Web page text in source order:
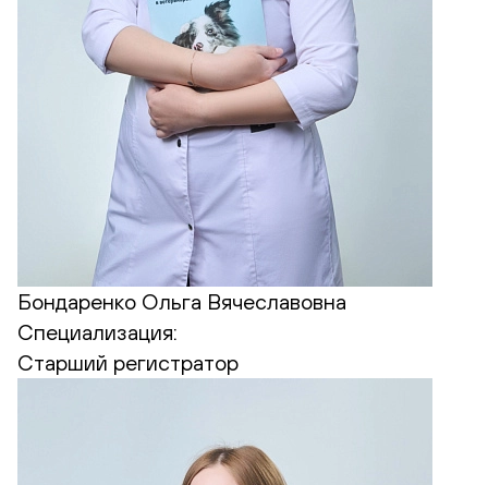
Бондаренко Ольга Вячеславовна
Специализация:
Старший регистратор